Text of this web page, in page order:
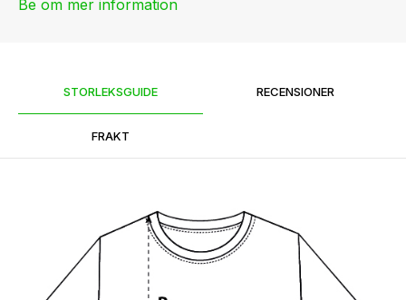
Be om mer information
STORLEKSGUIDE RECENSIONER
FRAKT